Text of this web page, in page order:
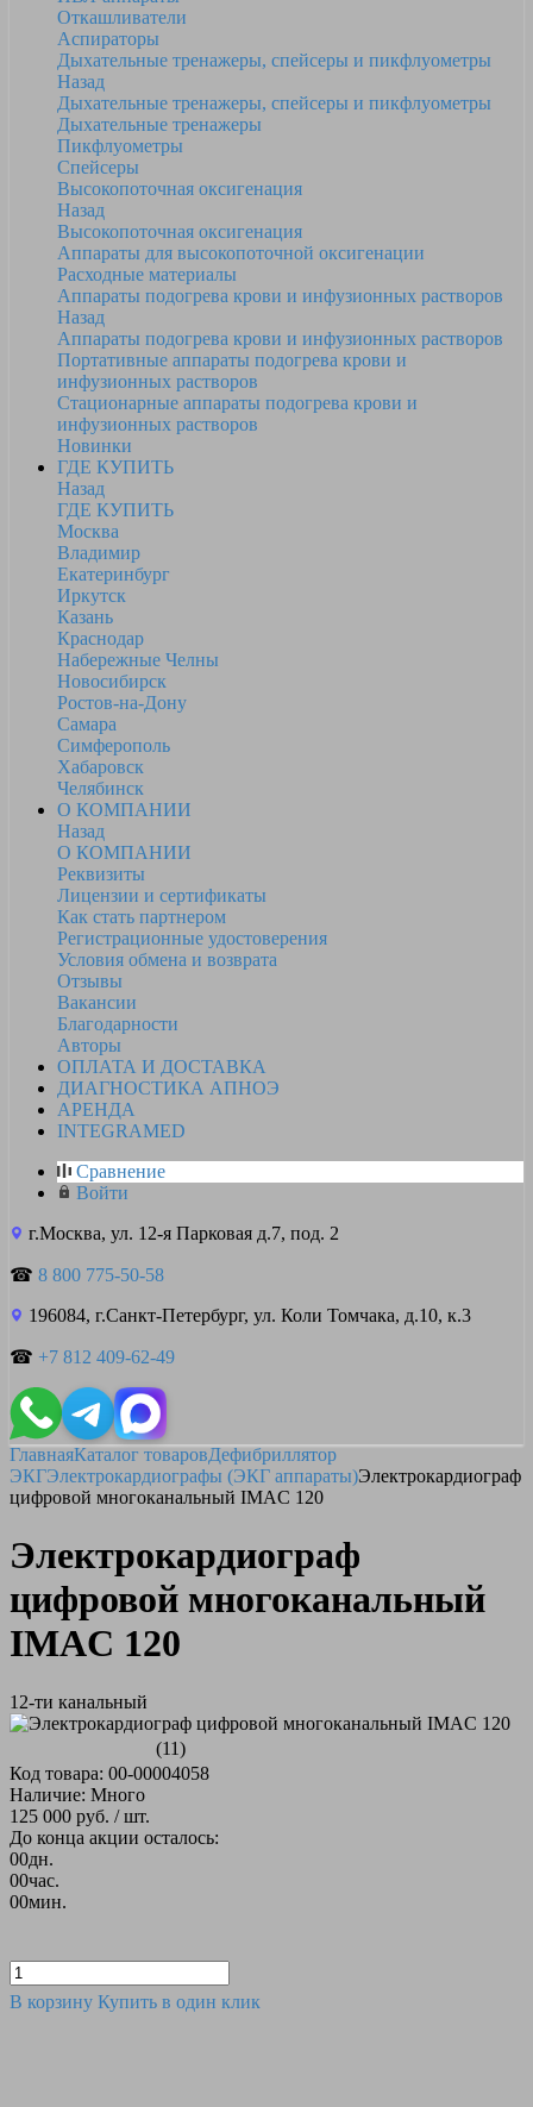
Откашливатели
Аспираторы
Дыхательные тренажеры, спейсеры и пикфлуометры
Назад
Дыхательные тренажеры, спейсеры и пикфлуометры
Дыхательные тренажеры
Пикфлуометры
Спейсеры
Высокопоточная оксигенация
Назад
Высокопоточная оксигенация
Аппараты для высокопоточной оксигенации
Расходные материалы
Аппараты подогрева крови и инфузионных растворов
Назад
Аппараты подогрева крови и инфузионных растворов
Портативные аппараты подогрева крови и
инфузионных растворов
Стационарные аппараты подогрева крови и
инфузионных растворов
Новинки
ГДЕ КУПИТЬ
Назад
ГДЕ КУПИТЬ
Москва
Владимир
Екатеринбург
Иркутск
Казань
Краснодар
Набережные Челны
Новосибирск
Ростов-на-Дону
Самара
Симферополь
Хабаровск
Челябинск
О КОМПАНИИ
Назад
О КОМПАНИИ
Реквизиты
Лицензии и сертификаты
Как стать партнером
Регистрационные удостоверения
Условия обмена и возврата
Отзывы
Вакансии
Благодарности
Авторы
ОПЛАТА И ДОСТАВКА
ДИАГНОСТИКА АПНОЭ
АРЕНДА
INTEGRAMED
Сравнение
Войти
г.Москва, ул. 12-я Парковая д.7, под. 2
☎ 8 800 775-50-58
196084, г.Санкт-Петербург, ул. Коли Томчака, д.10, к.3
☎ +7 812 409-62-49
ГлавнаяКаталог товаровДефибриллятор
ЭКГЭлектрокардиографы (ЭКГ аппараты)Электрокардиограф
цифровой многоканальный IMAC 120
Электрокардиограф
цифровой многоканальный
IMAC 120
12-ти канальный
(11)
Код товара: 00-00004058
Наличие: Много
125 000 руб. / шт.
До конца акции осталось:
00дн.
00час.
00мин.
В корзину Купить в один клик